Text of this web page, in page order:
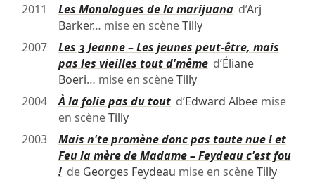
2011
Les Monologues de la marijuanad’Arj
Barker… mise en scèneTilly
2007
Les 3 Jeanne – Les jeunes peut-être, mais
pas les vieilles tout d'mêmed’Éliane
Boeri… mise en scèneTilly
2004
À la folie pas du toutd’Edward Albeemise
en scèneTilly
2003
Mais n'te promène donc pas toute nue ! et
Feu la mère de Madame – Feydeau c'est fou
!de Georges Feydeau mise en scèneTilly